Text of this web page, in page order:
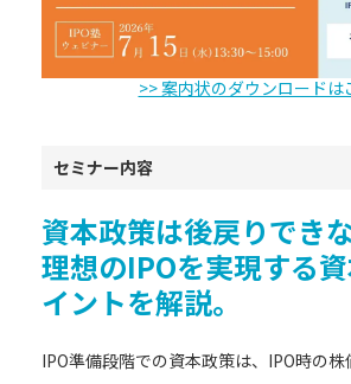
>> 案内状のダウンロードは
セミナー内容
資本政策は後戻りでき
理想のIPOを実現する
イントを解説。
IPO準備段階での資本政策は、IPO時の